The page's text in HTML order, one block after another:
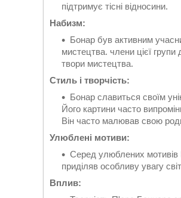
підтримує тісні відносини.
Набизм:
Бонар був активним
мистецтва. члени цієї
твори мистецтва.
Стиль і творчість:
Бонар славиться своїм
Його картини часто
Він часто малював свою
Улюблені мотиви:
Серед улюблених мотивів
приділяв особливу увагу
Вплив: